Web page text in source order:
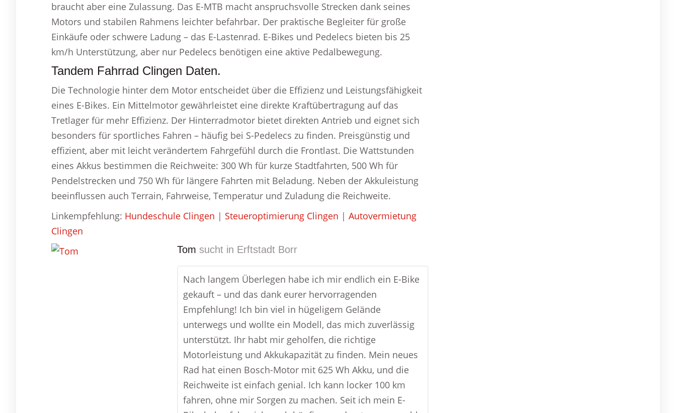
braucht aber eine Zulassung. Das E-MTB macht anspruchsvolle Strecken dank seines
Motors und stabilen Rahmens leichter befahrbar. Der praktische Begleiter für große
Einkäufe oder schwere Ladung – das E-Lastenrad. E-Bikes und Pedelecs bieten bis 25
km/h Unterstützung, aber nur Pedelecs benötigen eine aktive Pedalbewegung.
Tandem Fahrrad Clingen Daten.
Die Technologie hinter dem Motor entscheidet über die Effizienz und Leistungsfähigkeit
eines E-Bikes. Ein Mittelmotor gewährleistet eine direkte Kraftübertragung auf das
Tretlager für mehr Effizienz. Der Hinterradmotor bietet direkten Antrieb und eignet sich
besonders für sportliches Fahren – häufig bei S-Pedelecs zu finden. Preisgünstig und
effizient, aber mit leicht verändertem Fahrgefühl durch die Frontlast. Die Wattstunden
eines Akkus bestimmen die Reichweite: 300 Wh für kurze Stadtfahrten, 500 Wh für
Pendelstrecken und 750 Wh für längere Fahrten mit Beladung. Neben der Akkuleistung
beeinflussen auch Terrain, Fahrweise, Temperatur und Zuladung die Reichweite.
Linkempfehlung: Hundeschule Clingen | Steueroptimierung Clingen | Autovermietung
Clingen
Tom sucht in Erftstadt Borr
Nach langem Überlegen habe ich mir endlich ein E-Bike
gekauft – und das dank eurer hervorragenden
Empfehlung! Ich bin viel in hügeligem Gelände
unterwegs und wollte ein Modell, das mich zuverlässig
unterstützt. Ihr habt mir geholfen, die richtige
Motorleistung und Akkukapazität zu finden. Mein neues
Rad hat einen Bosch-Motor mit 625 Wh Akku, und die
Reichweite ist einfach genial. Ich kann locker 100 km
fahren, ohne mir Sorgen zu machen. Seit ich mein E-